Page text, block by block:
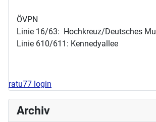
ÖVPN
Linie 16/63: Hochkreuz/Deutsches
Linie 610/611: Kennedyallee
ratu77 login
Archiv